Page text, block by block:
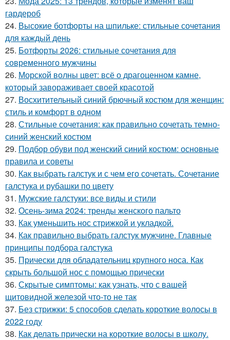
гардероб
24. Высокие ботфорты на шпильке: стильные сочетания
для каждый день
25. Ботфорты 2026: стильные сочетания для
современного мужчины
26. Морской волны цвет: всё о драгоценном камне,
который завораживает своей красотой
27. Восхитительный синий брючный костюм для женщин:
стиль и комфорт в одном
28. Стильные сочетания: как правильно сочетать темно-
синий женский костюм
29. Подбор обуви под женский синий костюм: основные
правила и советы
30. Как выбрать галстук и с чем его сочетать. Сочетание
галстука и рубашки по цвету
31. Мужские галстуки: все виды и стили
32. Осень-зима 2024: тренды женского пальто
33. Как уменьшить нос стрижкой и укладкой.
34. Как правильно выбрать галстук мужчине. Главные
принципы подбора галстука
35. Прически для обладательниц крупного носа. Как
скрыть большой нос с помощью прически
36. Скрытые симптомы: как узнать, что с вашей
щитовидной железой что-то не так
37. Без стрижки: 5 способов сделать короткие волосы в
2022 году
38. Как делать прически на короткие волосы в школу.